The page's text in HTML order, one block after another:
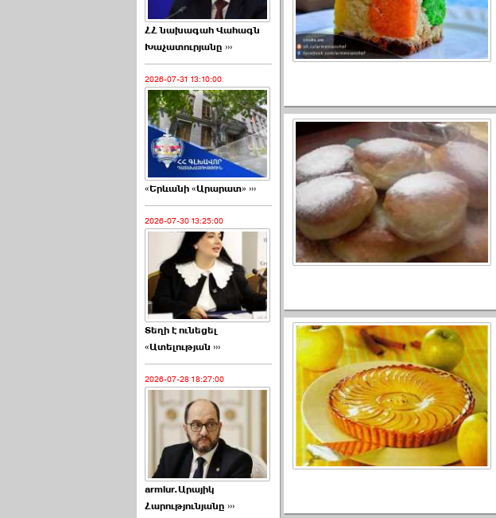
ՀՀ նախագահ Վահագն
Խաչատուրյանը ›››
2026-07-31 13:10:00
«Երևանի «Արարատ» ›››
2026-07-30 13:25:00
Տեղի է ունեցել
«Ատելության ›››
2026-07-28 18:27:00
armlur.Արայիկ
Հարությունյանը ›››